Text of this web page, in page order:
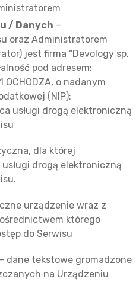
/ Danych –
oraz Administratorem
jest firma “Devology sp.
pod adresem:
OCHODZA, o nadanym
(NIP):
usługi drogą elektroniczną
dla której
drogą elektroniczną
urządzenie wraz z
którego
do Serwisu
– dane tekstowe gromadzone
na Urządzeniu